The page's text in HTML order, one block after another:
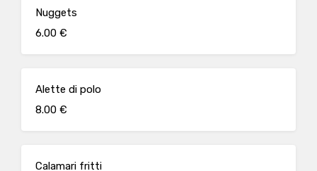
Nuggets
6.00 €
Alette di polo
8.00 €
Calamari fritti